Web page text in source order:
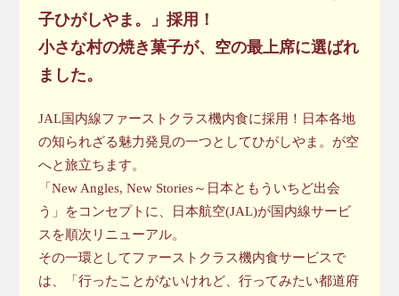
子ひがしやま。」採用！
小さな村の焼き菓子が、空の最上席に選ばれ
ました。
JAL国内線ファーストクラス機内食に採用！日本各地
の知られざる魅力発見の一つとしてひがしやま。が空
へと旅立ちます。
「New Angles, New Stories～日本ともういちど出会
う」をコンセプトに、日本航空(JAL)が国内線サービ
スを順次リニューアル。
その一環としてファーストクラス機内食サービスで
は、「行ったことがないけれど、行ってみたい都道府